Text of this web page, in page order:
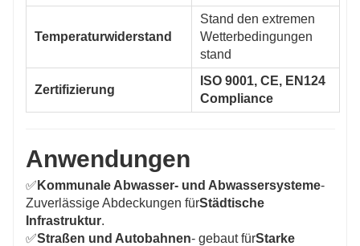
Temperaturwiderstand
Stand den extremen
Wetterbedingungen
stand
Zertifizierung
ISO 9001, CE, EN124
Compliance
Anwendungen
✅ Kommunale Abwasser- und Abwassersysteme-
Zuverlässige Abdeckungen fürStädtische
Infrastruktur.
✅Straßen und Autobahnen- gebaut fürStarke